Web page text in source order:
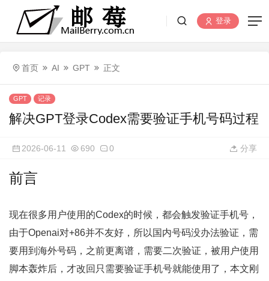
登录
首页 AI GPT 正文
GPT 记录
解决GPT登录Codex需要验证手机号码过程
2026-06-11 690 0 分享
前言
现在很多用户使用的Codex的时候，都会触发验证手机号，
由于Openai对+86并不友好，所以国内号码没办法验证，需
要用到海外号码，之前更离谱，需要二次验证，被用户使用
脚本轰炸后，才改回只需要验证手机号就能使用了，本文刚